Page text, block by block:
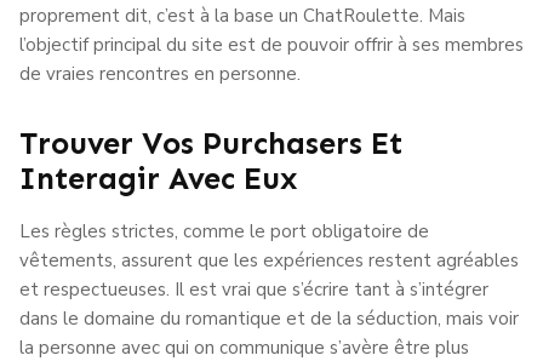
proprement dit, c’est à la base un ChatRoulette. Mais
l’objectif principal du site est de pouvoir offrir à ses membres
de vraies rencontres en personne.
Trouver Vos Purchasers Et
Interagir Avec Eux
Les règles strictes, comme le port obligatoire de
vêtements, assurent que les expériences restent agréables
et respectueuses. Il est vrai que s’écrire tant à s’intégrer
dans le domaine du romantique et de la séduction, mais voir
la personne avec qui on communique s’avère être plus